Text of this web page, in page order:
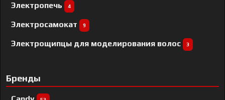
Электропечь 4
Электросамокат 9
Электрощипцы для моделирования волос 3
Бренды